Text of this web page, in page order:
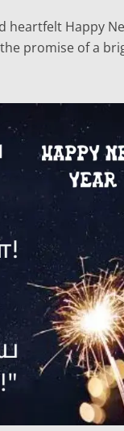
heartfelt Happy
promise of a